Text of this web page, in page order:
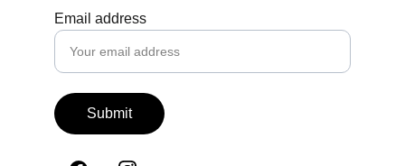
Email address
Submit